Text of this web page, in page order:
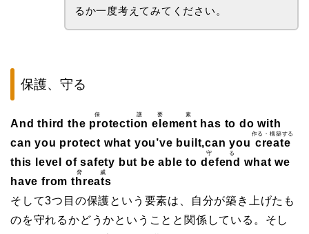
るか一度考えてみてください。
保護、守る
And third the protection
保護
element
要素
has to do with
can you protect what you’ve built,can you create
作る・構築する
this level of safety but be able to defend
守る
what we
have from threats
脅威
そして3つ目の保護という要素は、自分が築き上げたも
のを守れるかどうかということと関係している。そし